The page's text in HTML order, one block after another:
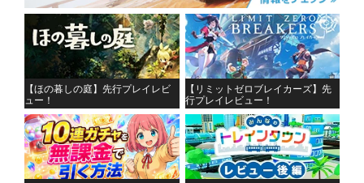
【ほの暮しの庭】先行プレイレビ
ュー！
【リミットゼロブレイカーズ】先
行プレイレビュー！